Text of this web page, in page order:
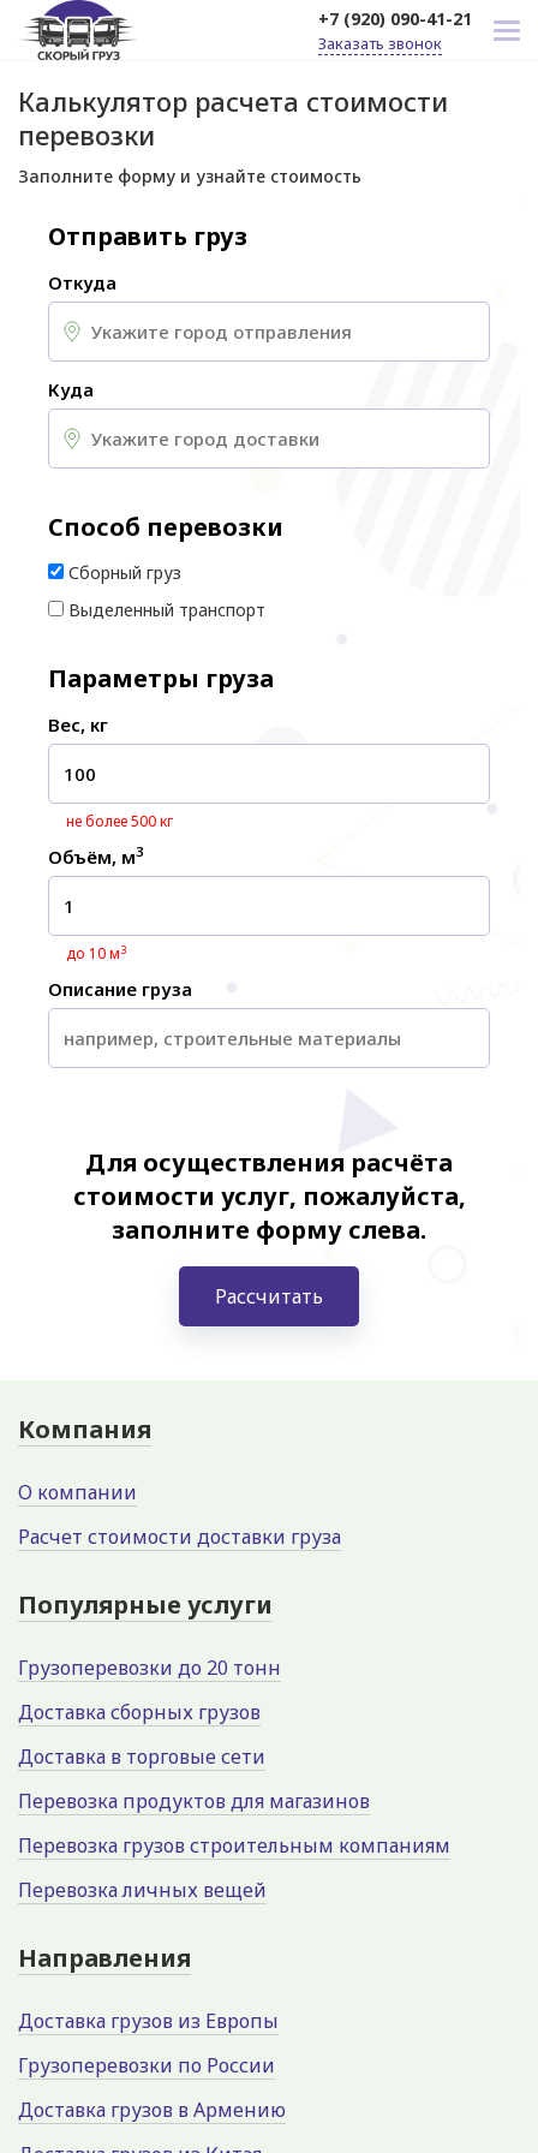
+7 (920) 090-41-21
Заказать звонок
Калькулятор расчета стоимости
перевозки
Заполните форму и узнайте стоимость
Отправить груз
Откуда
Куда
Способ перевозки
Сборный груз
Выделенный транспорт
Параметры груза
Вес, кг
не более 500 кг
Объём, м3
до 10 м3
Описание груза
Для осуществления расчёта
стоимости услуг, пожалуйста,
заполните форму слева.
Рассчитать
Компания
О компании
Расчет стоимости доставки груза
Популярные услуги
Грузоперевозки до 20 тонн
Доставка сборных грузов
Доставка в торговые сети
Перевозка продуктов для магазинов
Перевозка грузов строительным компаниям
Перевозка личных вещей
Направления
Доставка грузов из Европы
Грузоперевозки по России
Доставка грузов в Армению